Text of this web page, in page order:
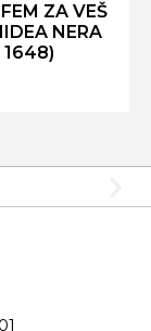
ZA VEŠ
NERA